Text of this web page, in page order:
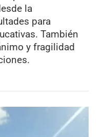
la
para
También
y fragilidad